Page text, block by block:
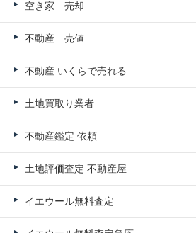
空き家 売却
不動産 売値
不動産 いくらで売れる
土地買取り業者
不動産鑑定 依頼
土地評価査定 不動産屋
イエウール無料査定